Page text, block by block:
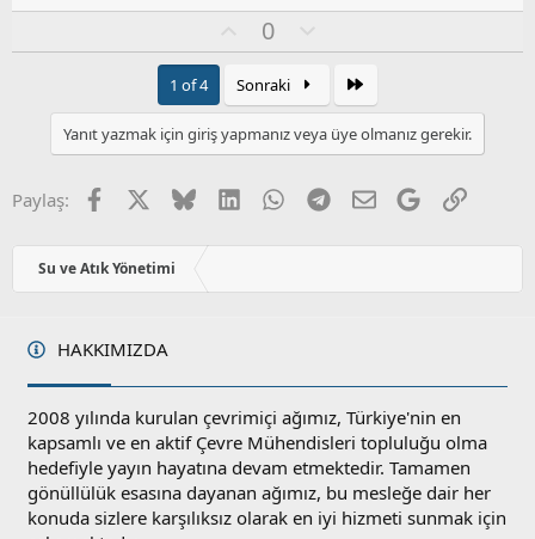
y
l
a
0
l
m
s
u
o
y
l
1 of 4 Sonraki
Yanıt yazmak için giriş yapmanız veya üye olmanız gerekir.
Paylaş: Facebook BlueskyLinkedInWhatsApp
Telegram
E-postaGoogleLink
Su ve Atık Yönetimi
HAKKIMIZDA
2008 yılında kurulan çevrimiçi ağımız, Türkiye'nin en
kapsamlı ve en aktif Çevre Mühendisleri topluluğu olma
hedefiyle yayın hayatına devam etmektedir. Tamamen
gönüllülük esasına dayanan ağımız, bu mesleğe dair her
konuda sizlere karşılıksız olarak en iyi hizmeti sunmak için